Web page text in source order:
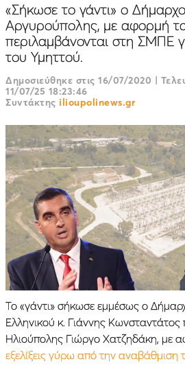
«Σήκωσε το γάντι» ο
Αργυρούπολης, με αφορμή
περιλαμβάνονται στη ΣΜΠΕ
του Υμηττού.
Δημοσιεύθηκε στις 16/07/2020 |
11/07/25 18:23:46
Συντάκτης ilioupolinews.gr
Το «γάντι» σήκωσε εμμέσως ο
Ελληνικού κ. Γιάννης
Ηλιούπολης Γιώργο Χατζηδάκη, με
εξελίξεις γύρω από την αναβάθμιση